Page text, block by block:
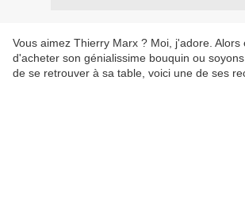
Vous aimez Thierry Marx ? Moi, j'adore. Alors
d'acheter son génialissime bouquin ou
de se retrouver à sa table, voici une de ses